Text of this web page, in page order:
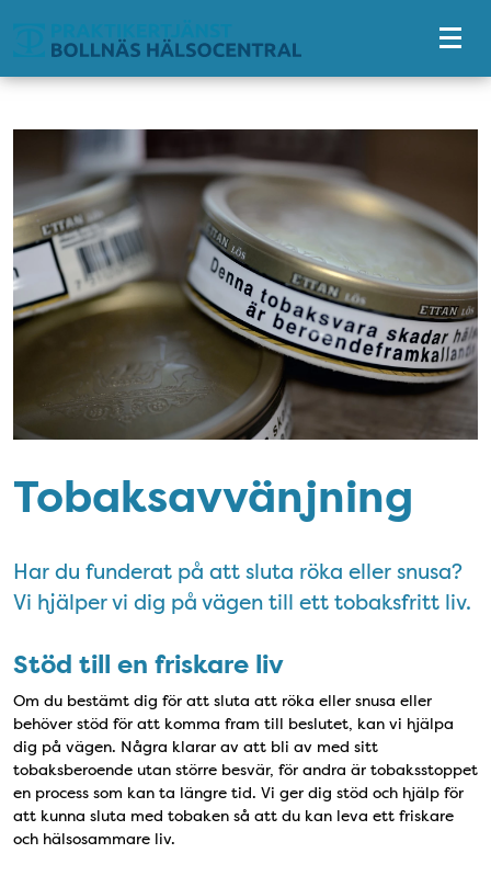
Tobaksavvänjning
Har du funderat på att sluta röka eller snusa?
Vi hjälper vi dig på vägen till ett tobaksfritt liv.
Stöd till en friskare liv
Om du bestämt dig för att sluta att röka eller snusa eller
behöver stöd för att komma fram till beslutet, kan vi hjälpa
dig på vägen. Några klarar av att bli av med sitt
tobaksberoende utan större besvär, för andra är tobaksstoppet
en process som kan ta längre tid. Vi ger dig stöd och hjälp för
att kunna sluta med tobaken så att du kan leva ett friskare
och hälsosammare liv.